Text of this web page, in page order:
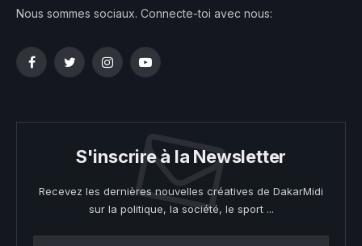
Nous sommes sociaux. Connecte-toi avec nous:
FacebookTwitterInstagramYouTube
S'inscrire à la Newsletter
Recevez les dernières nouvelles créatives de DakarMidi
sur la politique, la société, le sport ...